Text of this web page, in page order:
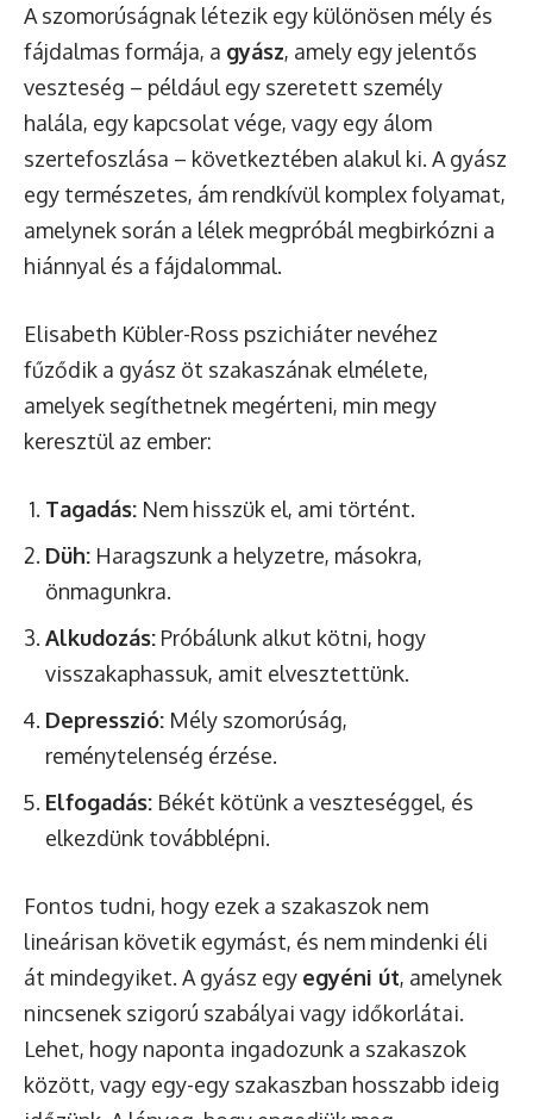
A szomorúságnak létezik egy különösen mély és
fájdalmas formája, a gyász, amely egy jelentős
veszteség – például egy szeretett személy
halála, egy kapcsolat vége, vagy egy álom
szertefoszlása – következtében alakul ki. A gyász
egy természetes, ám rendkívül komplex folyamat,
amelynek során a lélek megpróbál megbirkózni a
hiánnyal és a fájdalommal.
Elisabeth Kübler-Ross pszichiáter nevéhez
fűződik a gyász öt szakaszának elmélete,
amelyek segíthetnek megérteni, min megy
keresztül az ember:
Tagadás: Nem hisszük el, ami történt.
Düh: Haragszunk a helyzetre, másokra,
önmagunkra.
Alkudozás: Próbálunk alkut kötni, hogy
visszakaphassuk, amit elvesztettünk.
Depresszió: Mély szomorúság,
reménytelenség érzése.
Elfogadás: Békét kötünk a veszteséggel, és
elkezdünk továbblépni.
Fontos tudni, hogy ezek a szakaszok nem
lineárisan követik egymást, és nem mindenki éli
át mindegyiket. A gyász egy egyéni út, amelynek
nincsenek szigorú szabályai vagy időkorlátai.
Lehet, hogy naponta ingadozunk a szakaszok
között, vagy egy-egy szakaszban hosszabb ideig